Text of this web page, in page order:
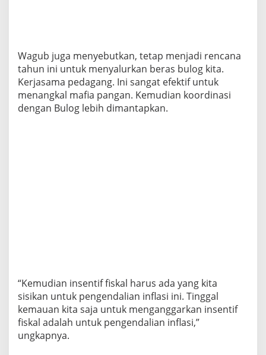
Wagub juga menyebutkan, tetap menjadi rencana
tahun ini untuk menyalurkan beras bulog kita.
Kerjasama pedagang. Ini sangat efektif untuk
menangkal mafia pangan. Kemudian koordinasi
dengan Bulog lebih dimantapkan.
“Kemudian insentif fiskal harus ada yang kita
sisikan untuk pengendalian inflasi ini. Tinggal
kemauan kita saja untuk menganggarkan insentif
fiskal adalah untuk pengendalian inflasi,”
ungkapnya.